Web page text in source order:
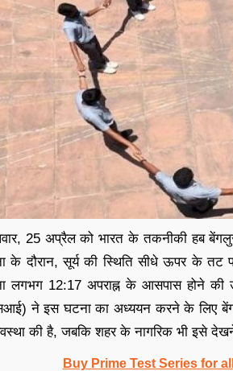
25 अप्रैल को भारत के तकनीकी हब
के दौरान, सूर्य की स्थिति सीधे ऊपर के तट
लगभग 12:17 अपराह्न के आसपास होने की
ने इस घटना का अध्ययन करने के लिए
की है, जबकि शहर के नागरिक भी इसे
Buy Prime Test Series for